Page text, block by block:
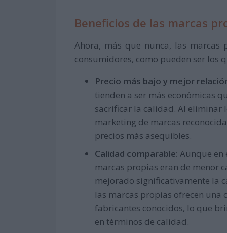
Beneficios de las marcas
Ahora, más que nunca, las marcas
consumidores, como pueden ser los
Precio más bajo y mejor
tienden a ser más económicas
sacrificar la calidad. Al eliminar
marketing de marcas
precios más asequibles.
Calidad comparable:Aunque en
marcas propias eran de menor
mejorado significativamente la
las marcas propias ofrecen una
fabricantes conocidos, lo que
en términos de calidad.